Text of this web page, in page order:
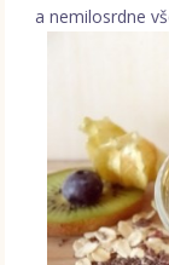
a nemilosrdne